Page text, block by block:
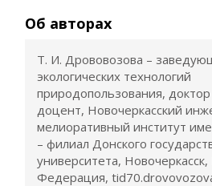
Об авторах
Т. И. Дрововозова –
экологических технологий
природопользования, доктор
доцент, Новочеркасский
мелиоративный институт
– филиал Донского
университета, Новочеркасск,
Федерация,